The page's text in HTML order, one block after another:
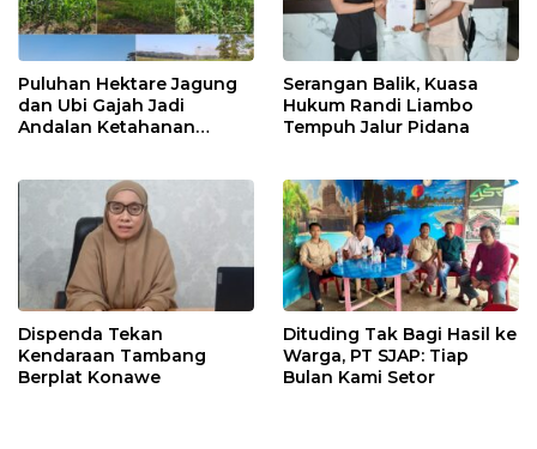
Puluhan Hektare Jagung
dan Ubi Gajah Jadi
Andalan Ketahanan
Serangan Balik, Kuasa
Hukum Randi Liambo
Tempuh Jalur Pidana
Dispenda Tekan
Kendaraan Tambang
Berplat Konawe
Dituding Tak Bagi Hasil ke
Warga, PT SJAP: Tiap
Bulan Kami Setor